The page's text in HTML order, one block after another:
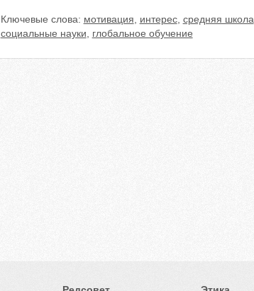
Ключевые слова: мотивация интерес, средняя школа
социальные науки
глобальное обучение